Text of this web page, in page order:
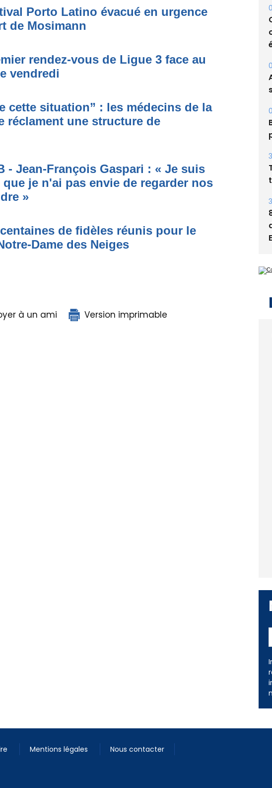
Porto Latino évacué en urgence
de Mosimann
rendez-vous de Ligue 3 face au
vendredi
cette situation” : les médecins de la
réclament une structure de
- Jean-François Gaspari : « Je suis
je n'ai pas envie de regarder nos
»
de fidèles réunis pour le
Dame des Neiges
à un ami Version imprimable
Mentions légales Nous contacter